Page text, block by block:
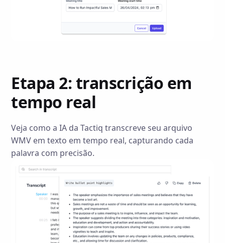
Etapa 2: transcrição em
tempo real
Veja como a IA da Tactiq transcreve seu arquivo
WMV em texto em tempo real, capturando cada
palavra com precisão.